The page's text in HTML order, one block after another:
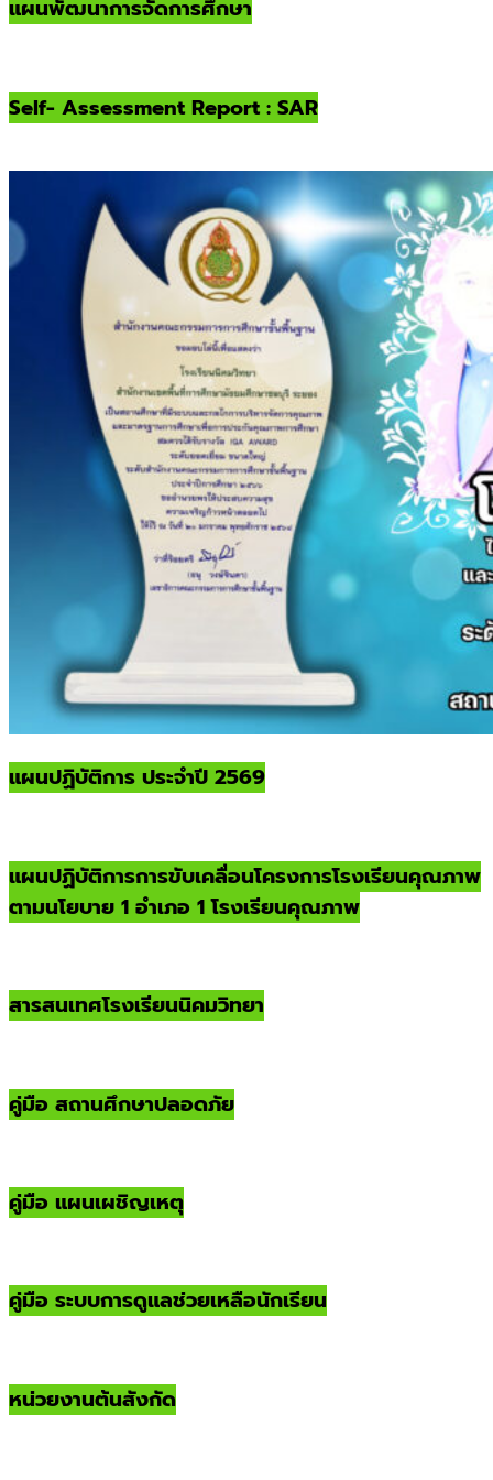
แผนพัฒนาการจัดการศึกษา
Self- Assessment Report : SAR
แผนปฏิบัติการ ประจำปี 2569
แผนปฏิบัติการการขับเคลื่อนโครงการโรงเรียนคุณภาพ
ตามนโยบาย 1 อำเภอ 1 โรงเรียนคุณภาพ
สารสนเทศโรงเรียนนิคมวิทยา
คู่มือ สถานศึกษาปลอดภัย
คู่มือ แผนเผชิญเหตุ
คู่มือ ระบบการดูแลช่วยเหลือนักเรียน
หน่วยงานต้นสังกัด